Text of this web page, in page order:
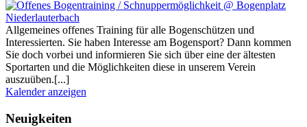
Allgemeines offenes Training für alle Bogenschützen und
Interessierten. Sie haben Interesse am Bogensport? Dann kommen
Sie doch vorbei und informieren Sie sich über eine der ältesten
Sportarten und die Möglichkeiten diese in unserem Verein
auszuüben.[...]
Kalender anzeigen
Neuigkeiten